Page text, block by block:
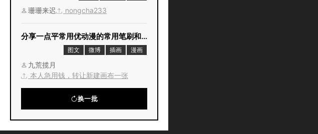
珊珊来迟 nongcha233
分享一点平常用优动漫的常用笔刷和功能
图文 微博 插画 漫画
九荒揽月
本人急用钱，转让新建画布一张
换一批